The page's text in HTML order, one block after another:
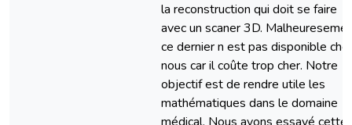
la reconstruction qui doit se faire
avec un scaner 3D.
ce dernier n est pas disponible
nous car il coûte trop cher. Notre
objectif est de rendre utile les
mathématiques dans le domaine